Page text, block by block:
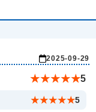
2025-09-29
★★★★★5
★★★★★5